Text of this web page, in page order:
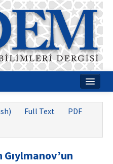
Full Text
PDF
Gıylmanov’un